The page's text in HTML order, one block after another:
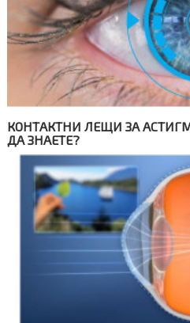
КОНТАКТНИ ЛЕЩИ ЗА
ДА ЗНАЕТЕ?